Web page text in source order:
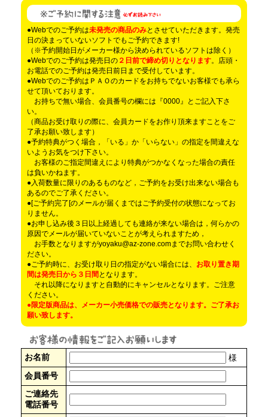
●Webでのご予約は未発売の商品のみとさせていただきます。発売
日の決まっていないソフトでもご予約できます!
（※予約開始日がメーカー様から決められているソフトは除く）
●Webでのご予約は発売日の ２日前で締め切りとなります。店頭・
お電話でのご予約は発売日前日まで受付しています。
●Webでのご予約はＰＡＯのカードをお持ちでないお客様でも承ら
せて頂いております。
お持ちで無い場合、会員番号の欄には『0000』とご記入下さ
い。
（商品お受け取りの際に、会員カードをお作り頂来ますことをご
了承お願い致します）
●予約特典がつく場合，「いる」か「いらない」の指定を間違えな
いようお気をつけ下さい。
お客様のご指定間違えにより特典がつかなくなった場合の責任
は負いかねます。
●入荷数量に限りのあるものなど，ご予約をお受け出来ない場合も
あるのでご了承ください。
●[ご予約完了[のメールが届くまではご予約受付の状態になってお
りません。
●お申し込み後３日以上経過しても連絡が来ない場合は，何らかの
原因でメールが届いていないことが考えられますため，
お手数となりますがyoyaku@az-zone.comまでお問い合わせく
ださい。
●ご予約時に、お受け取り日の指定がない場合には、 お取り置き期
間は発売日から３日間 となります。
それ以降になりますと自動的にキャンセルとなります。ご注意
ください。
●限定版商品は、メーカー小売価格での販売となります。ご了承お
願い致します。
お名前
様
会員番号
ご連絡先
電話番号